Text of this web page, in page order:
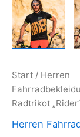
Start / Herren
Radtrikot
Herren